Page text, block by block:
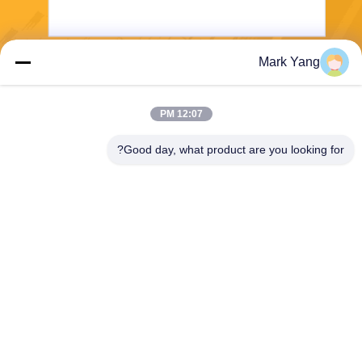
Mark Yang
12:07 PM
Good day, what product are you looking for?